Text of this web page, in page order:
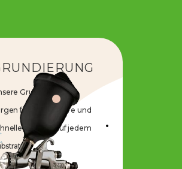
Grundierungen
für eine sichere und
Haftung auf jedem